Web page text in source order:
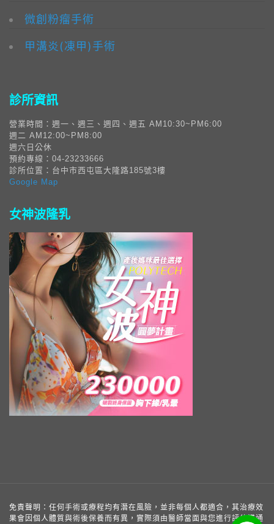
微創粉瘤手術
甲溝炎(凍甲)手術
診所資訊
營業時間：週一、週三、週四、週五 AM10:30~PM6:00
週二 AM12:00~PM8:00
週六日公休
預約專線：04-23233666
診所位置：台中市西屯區大隆路185號3樓
Google Map
女神波隆乳
免責聲明：任何手術或療程均有潛在風險，並非每個人都適合，其治療效
果會因個人體質與術後保養而有異，實際須由醫師當面與您進行評估溝通